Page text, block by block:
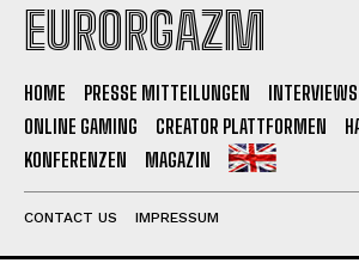
EURORGAZM
HOME PRESSE MITTEILUNGEN INTERVIEWS
ONLINE GAMING
CREATOR PLATTFORMEN
KONFERENZEN
MAGAZIN
CONTACT US IMPRESSUM